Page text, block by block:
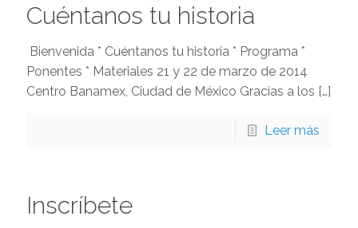
Cuéntanos tu historia
Bienvenida * Cuéntanos tu historia * Programa *
Ponentes * Materiales 21 y 22 de marzo de 2014
Centro Banamex, Ciudad de México Gracias a los […]
Leer más
Inscríbete